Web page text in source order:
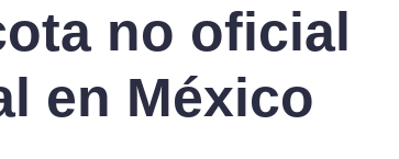
no oficial
en México